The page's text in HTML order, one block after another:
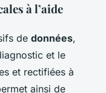
à l’aide
de données,
et le
et rectifiées à
ainsi de